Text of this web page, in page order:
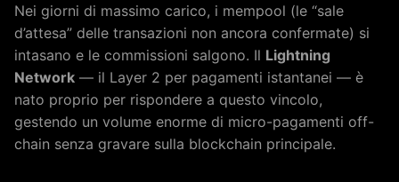
Nei giorni di massimo carico, i mempool (le “sale
d’attesa” delle transazioni non ancora confermate) si
intasano e le commissioni salgono. Il Lightning
Network — il Layer 2 per pagamenti istantanei — è
nato proprio per rispondere a questo vincolo,
gestendo un volume enorme di micro-pagamenti off-
chain senza gravare sulla blockchain principale.